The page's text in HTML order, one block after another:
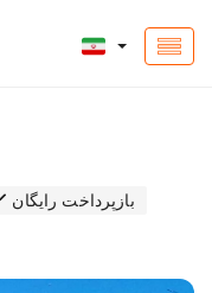
بازپرداخت رایگان